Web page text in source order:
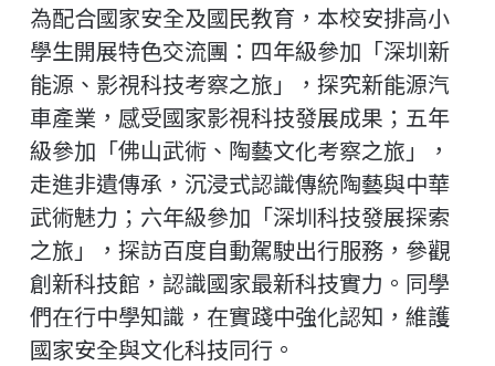
為配合國家安全及國民教育，本校安排高小
學生開展特色交流團：四年級參加「深圳新
能源、影視科技考察之旅」，探究新能源汽
車產業，感受國家影視科技發展成果；五年
級參加「佛山武術、陶藝文化考察之旅」，
走進非遺傳承，沉浸式認識傳統陶藝與中華
武術魅力；六年級參加「深圳科技發展探索
之旅」，探訪百度自動駕駛出行服務，參觀
創新科技館，認識國家最新科技實力。同學
們在行中學知識，在實踐中強化認知，維護
國家安全與文化科技同行。